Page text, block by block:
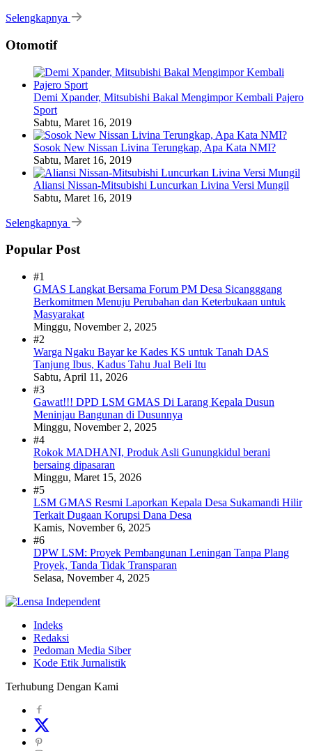
Selengkapnya
Otomotif
Demi Xpander, Mitsubishi Bakal Mengimpor Kembali Pajero
Sport
Sabtu, Maret 16, 2019
Sosok New Nissan Livina Terungkap, Apa Kata NMI?
Sabtu, Maret 16, 2019
Aliansi Nissan-Mitsubishi Luncurkan Livina Versi Mungil
Sabtu, Maret 16, 2019
Selengkapnya
Popular Post
#1
GMAS Langkat Bersama Forum PM Desa Sicangggang
Berkomitmen Menuju Perubahan dan Keterbukaan untuk
Masyarakat
Minggu, November 2, 2025
#2
Warga Ngaku Bayar ke Kades KS untuk Tanah DAS
Tanjung Ibus, Kadus Tahu Jual Beli Itu
Sabtu, April 11, 2026
#3
Gawat!!! DPD LSM GMAS Di Larang Kepala Dusun
Meninjau Bangunan di Dusunnya
Minggu, November 2, 2025
#4
Rokok MADHANI, Produk Asli Gunungkidul berani
bersaing dipasaran
Minggu, Maret 15, 2026
#5
LSM GMAS Resmi Laporkan Kepala Desa Sukamandi Hilir
Terkait Dugaan Korupsi Dana Desa
Kamis, November 6, 2025
#6
DPW LSM: Proyek Pembangunan Leningan Tanpa Plang
Proyek, Tanda Tidak Transparan
Selasa, November 4, 2025
Indeks
Redaksi
Pedoman Media Siber
Kode Etik Jurnalistik
Terhubung Dengan Kami